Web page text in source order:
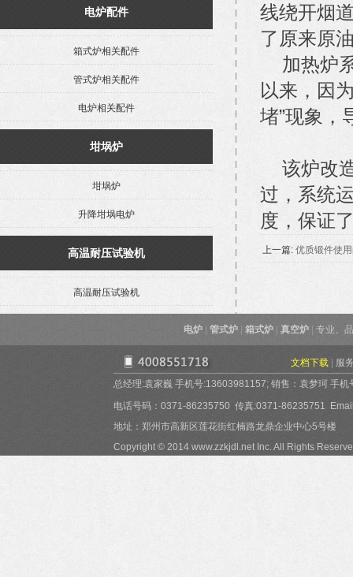
电炉配件
箱式炉相关配件
管式炉相关配件
电炉相关配件
坩埚炉
坩埚炉
升降坩埚电炉
高温耐压试验机
高温耐压试验机
线绕开烟
了原来原
加热炉系
以来，因
堵”现象，
该炉改
过，系统
度，保证
上一篇: 优质锻件使
电炉 管式炉 箱式炉 真空炉 专业、
文档下载
服
总经理:袁家巍 手机号:13603981157; 销售：袁梦珂 手
电话号码：0371-86235750 传真:0371-86235751
地址：郑州市高新区莲花街红楠路龙鼎企业中心5号楼
Copyright © 2014 www.zzkjdl.net Inc. All Rights